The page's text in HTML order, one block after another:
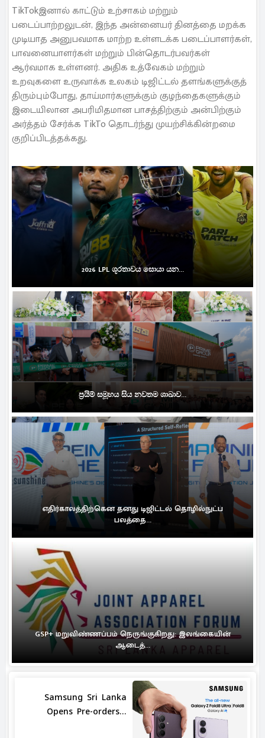
TikTokஇனால் காட்டும் உற்சாகம் மற்றும்
படைப்பாற்றலுடன், இந்த அன்னையர் தினத்தை மறக்க
முடியாத அனுபவமாக மாற்ற உள்ளடக்க படைப்பாளர்கள்,
பாவனையாளர்கள் மற்றும் பின்தொடர்பவர்கள்
ஆர்வமாக உள்ளனர். அதிக உத்வேகம் மற்றும்
உறவுகளை உருவாக்க உலகம் டிஜிட்டல் தளங்களுக்குத்
திரும்பும்போது, ​​தாய்மார்களுக்கும் குழந்தைகளுக்கும்
இடையிலான அபரிமிதமான பாசத்திற்கும் அன்பிற்கும்
அர்த்தம் சேர்க்க TikTo தொடர்ந்து முயற்சிக்கின்றமை
குறிப்பிடத்தக்கது.
2026 LPL ශූරතාවය සොයා යන...
ප්‍රයිම් සමූහය සිය නවතම ශාඛාව...
எதிர்காலத்திற்கென தனது டிஜிட்டல் தொழில்நுட்ப
பலத்தை...
GSP+ மறுவிண்ணப்பம் நெருங்குகிறது: இலங்கையின்
ஆடைத்...
Samsung Sri Lanka
Opens Pre-orders...